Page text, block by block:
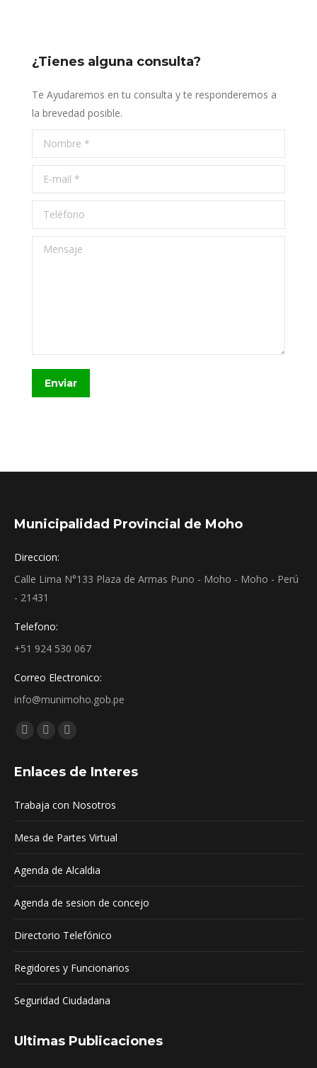
¿Tienes alguna consulta?
Te Ayudaremos en tu consulta y te responderemos a
la brevedad posible.
Nombre *
E-mail *
Teléfono
Mensaje
Enviar
Municipalidad Provincial de Moho
Direccion:
Calle Lima N°133 Plaza de Armas Puno - Moho - Moho - Perú
- 21431
Telefono:
+51 924 530 067
Correo Electronico:
info@munimoho.gob.pe
Encuéntranos en:
Facebook
opens
new
YouTube
opens
new
Mail
opens
new
Enlaces de Interes
Trabaja con Nosotros
Mesa de Partes Virtual
Agenda de Alcaldia
Agenda de sesion de concejo
Directorio Telefónico
Regidores y Funcionarios
Seguridad Ciudadana
Ultimas Publicaciones